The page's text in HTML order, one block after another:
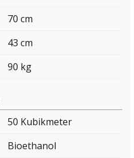
70 cm
43 cm
90 kg
50 Kubikmeter
Bioethanol